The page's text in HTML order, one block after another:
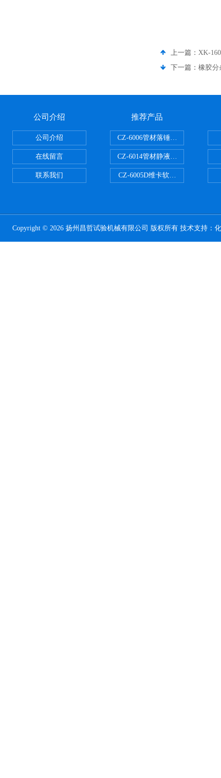
上一篇： XK-
下一篇： 橡胶分
公司介绍
公司介绍
在线留言
联系我们
推荐产品
CZ-6006管材落锤冲击试验机
CZ-6014管材静液压爆破试验机
CZ-6005D维卡软化点温度测定仪
Copyright © 2026 扬州昌哲试验机械有限公司 版权所有 技术支持：